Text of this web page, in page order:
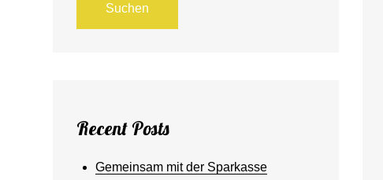
Suchen
Recent Posts
Gemeinsam mit der Sparkasse